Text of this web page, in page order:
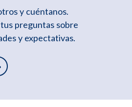
y cuéntanos.
preguntas sobre
y expectativas.